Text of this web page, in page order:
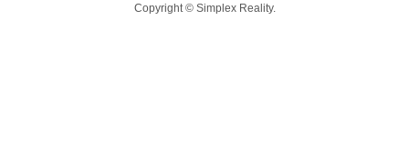
Copyright © Simplex Reality.